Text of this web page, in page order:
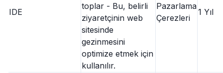
IDE
toplar - Bu, belirli
ziyaretçinin web
sitesinde
gezinmesini
optimize etmek için
kullanılır.
Pazarlama
Çerezleri
1 Yıl